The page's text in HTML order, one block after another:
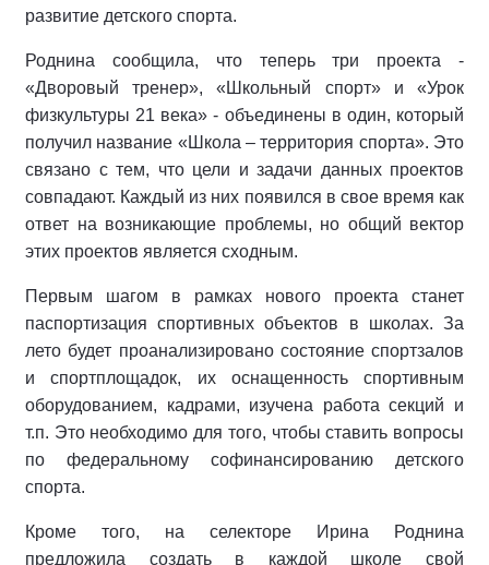
развитие детского спорта.
Роднина сообщила, что теперь три проекта -
«Дворовый тренер», «Школьный спорт» и «Урок
физкультуры 21 века» - объединены в один, который
получил название «Школа – территория спорта». Это
связано с тем, что цели и задачи данных проектов
совпадают. Каждый из них появился в свое время как
ответ на возникающие проблемы, но общий вектор
этих проектов является сходным.
Первым шагом в рамках нового проекта станет
паспортизация спортивных объектов в школах. За
лето будет проанализировано состояние спортзалов
и спортплощадок, их оснащенность спортивным
оборудованием, кадрами, изучена работа секций и
т.п. Это необходимо для того, чтобы ставить вопросы
по федеральному софинансированию детского
спорта.
Кроме того, на селекторе Ирина Роднина
предложила создать в каждой школе свой